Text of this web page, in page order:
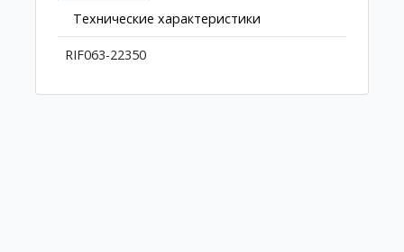
Технические характеристики
RIF063-22350